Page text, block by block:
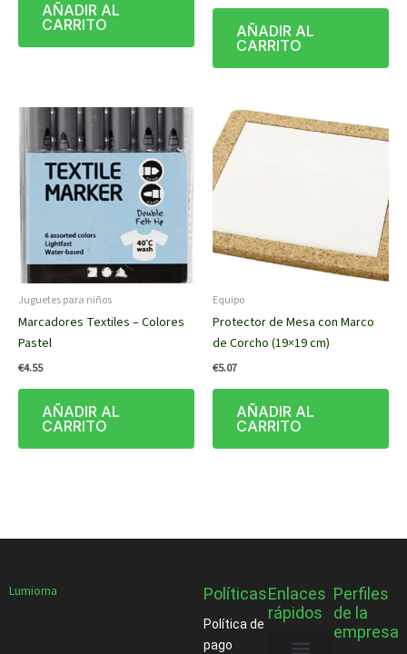
AÑADIR AL
CARRITO
AÑADIR AL
CARRITO
Juguetes para niños
Marcadores Textiles – Colores
Pastel
€4.55
AÑADIR AL
CARRITO
Equipo
Protector de Mesa con Marco
de Corcho (19×19 cm)
€5.07
AÑADIR AL
CARRITO
Lumioma Políticas
Política de
pago
Enlaces
rápidos
Perfiles
de la
empresa